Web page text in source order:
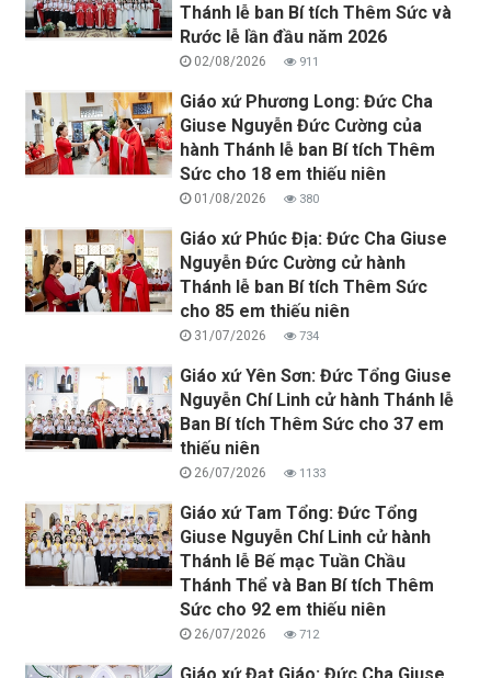
Thánh lễ ban Bí tích Thêm Sức và
Rước lễ lần đầu năm 2026
02/08/2026 911
Giáo xứ Phương Long: Đức Cha
Giuse Nguyễn Đức Cường của
hành Thánh lễ ban Bí tích Thêm
Sức cho 18 em thiếu niên
01/08/2026 380
Giáo xứ Phúc Địa: Đức Cha Giuse
Nguyễn Đức Cường cử hành
Thánh lễ ban Bí tích Thêm Sức
cho 85 em thiếu niên
31/07/2026 734
Giáo xứ Yên Sơn: Đức Tổng Giuse
Nguyễn Chí Linh cử hành Thánh lễ
Ban Bí tích Thêm Sức cho 37 em
thiếu niên
26/07/2026 1133
Giáo xứ Tam Tổng: Đức Tổng
Giuse Nguyễn Chí Linh cử hành
Thánh lễ Bế mạc Tuần Chầu
Thánh Thể và Ban Bí tích Thêm
Sức cho 92 em thiếu niên
26/07/2026 712